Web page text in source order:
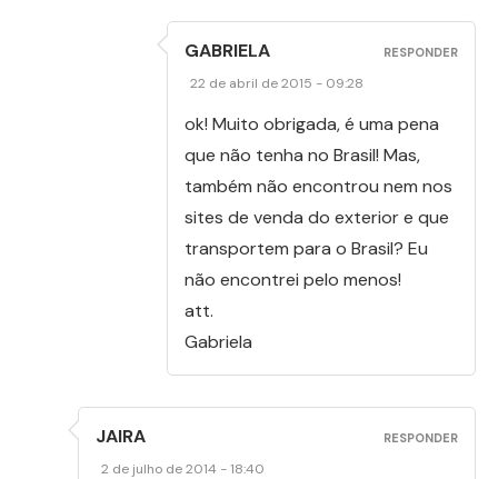
GABRIELA
22 de abril de 2015 - 09:28
ok! Muito obrigada, é uma pena
que não tenha no Brasil! Mas,
também não encontrou nem nos
sites de venda do exterior e que
transportem para o Brasil? Eu
não encontrei pelo menos!
att.
Gabriela
RESPONDER
JAIRA
2 de julho de 2014 - 18:40
RESPONDER